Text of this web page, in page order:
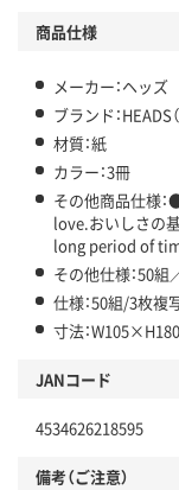
商品仕様
メーカー：ヘッズ
ブランド：HEADS
材質：紙
カラー：3冊
その他商品仕様
love.おいしさの
long period of
その他仕様：50
仕様：50組/3枚複
寸法：
JANコード
4534626218595
備考（ご注意）